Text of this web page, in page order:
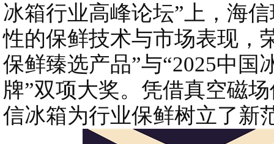
冰箱行业高峰论坛”上，海
性的保鲜技术与市场表现，
保鲜臻选产品”与“2025中国
牌”双项大奖。凭借真空磁
信冰箱为行业保鲜树立了新